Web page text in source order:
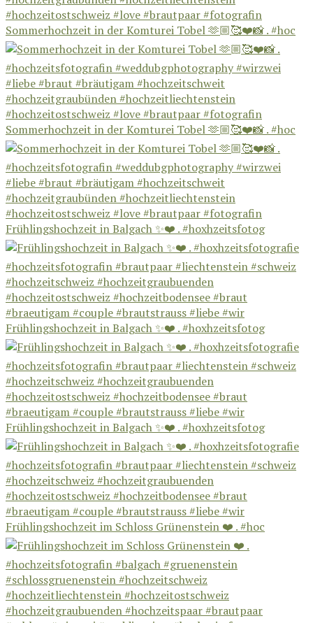
Sommerhochzeit in der Komturei Tobel 🫶🏼🥰❤️📸 . #hoc
Sommerhochzeit in der Komturei Tobel 🫶🏼🥰❤️📸 . #hoc
Frühlingshochzeit in Balgach ✨❤️ . #hoxhzeitsfotog
Frühlingshochzeit in Balgach ✨❤️ . #hoxhzeitsfotog
Frühlingshochzeit in Balgach ✨❤️ . #hoxhzeitsfotog
Frühlingshochzeit im Schloss Grünenstein ❤️ . #hoc